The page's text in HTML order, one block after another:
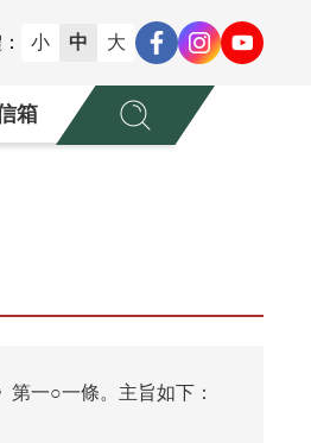
小 中 大
箱
一○一條。主旨如下：